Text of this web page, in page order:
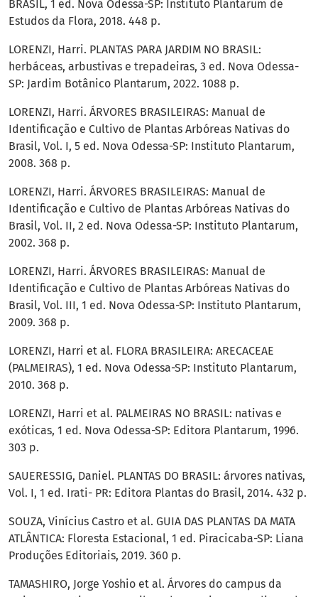
BRASIL, 1 ed. Nova Odessa-SP: Instituto Plantarum de
Estudos da Flora, 2018. 448 p.
LORENZI, Harri. PLANTAS PARA JARDIM NO BRASIL:
herbáceas, arbustivas e trepadeiras, 3 ed. Nova Odessa-
SP: Jardim Botânico Plantarum, 2022. 1088 p.
LORENZI, Harri. ÁRVORES BRASILEIRAS: Manual de
Identificação e Cultivo de Plantas Arbóreas Nativas do
Brasil, Vol. I, 5 ed. Nova Odessa-SP: Instituto Plantarum,
2008. 368 p.
LORENZI, Harri. ÁRVORES BRASILEIRAS: Manual de
Identificação e Cultivo de Plantas Arbóreas Nativas do
Brasil, Vol. II, 2 ed. Nova Odessa-SP: Instituto Plantarum,
2002. 368 p.
LORENZI, Harri. ÁRVORES BRASILEIRAS: Manual de
Identificação e Cultivo de Plantas Arbóreas Nativas do
Brasil, Vol. III, 1 ed. Nova Odessa-SP: Instituto Plantarum,
2009. 368 p.
LORENZI, Harri et al. FLORA BRASILEIRA: ARECACEAE
(PALMEIRAS), 1 ed. Nova Odessa-SP: Instituto Plantarum,
2010. 368 p.
LORENZI, Harri et al. PALMEIRAS NO BRASIL: nativas e
exóticas, 1 ed. Nova Odessa-SP: Editora Plantarum, 1996.
303 p.
SAUERESSIG, Daniel. PLANTAS DO BRASIL: árvores nativas,
Vol. I, 1 ed. Irati- PR: Editora Plantas do Brasil, 2014. 432 p.
SOUZA, Vinícius Castro et al. GUIA DAS PLANTAS DA MATA
ATLÂNTICA: Floresta Estacional, 1 ed. Piracicaba-SP: Liana
Produções Editoriais, 2019. 360 p.
TAMASHIRO, Jorge Yoshio et al. Árvores do campus da